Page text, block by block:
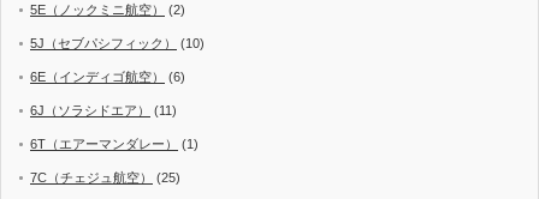
5E（ノックミニ航空） (2)
5J（セブパシフィック） (10)
6E（インディゴ航空） (6)
6J（ソラシドエア） (11)
6T（エアーマンダレー） (1)
7C（チェジュ航空） (25)